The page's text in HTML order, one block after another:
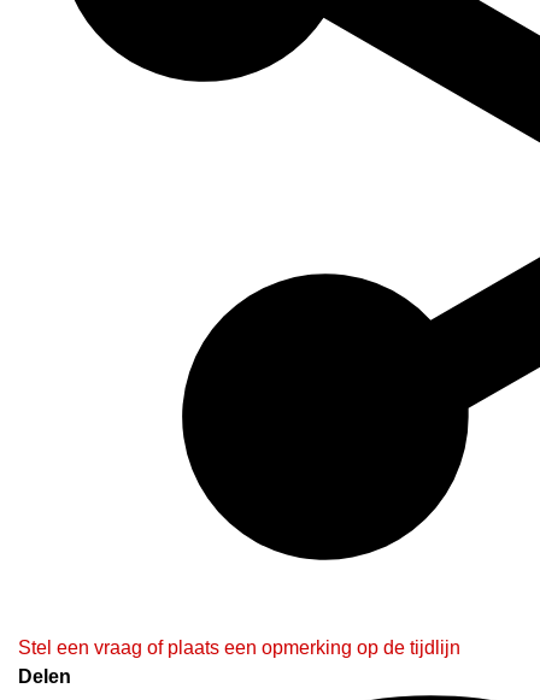
Stel een vraag of plaats een opmerking op de tijdlijn
Delen